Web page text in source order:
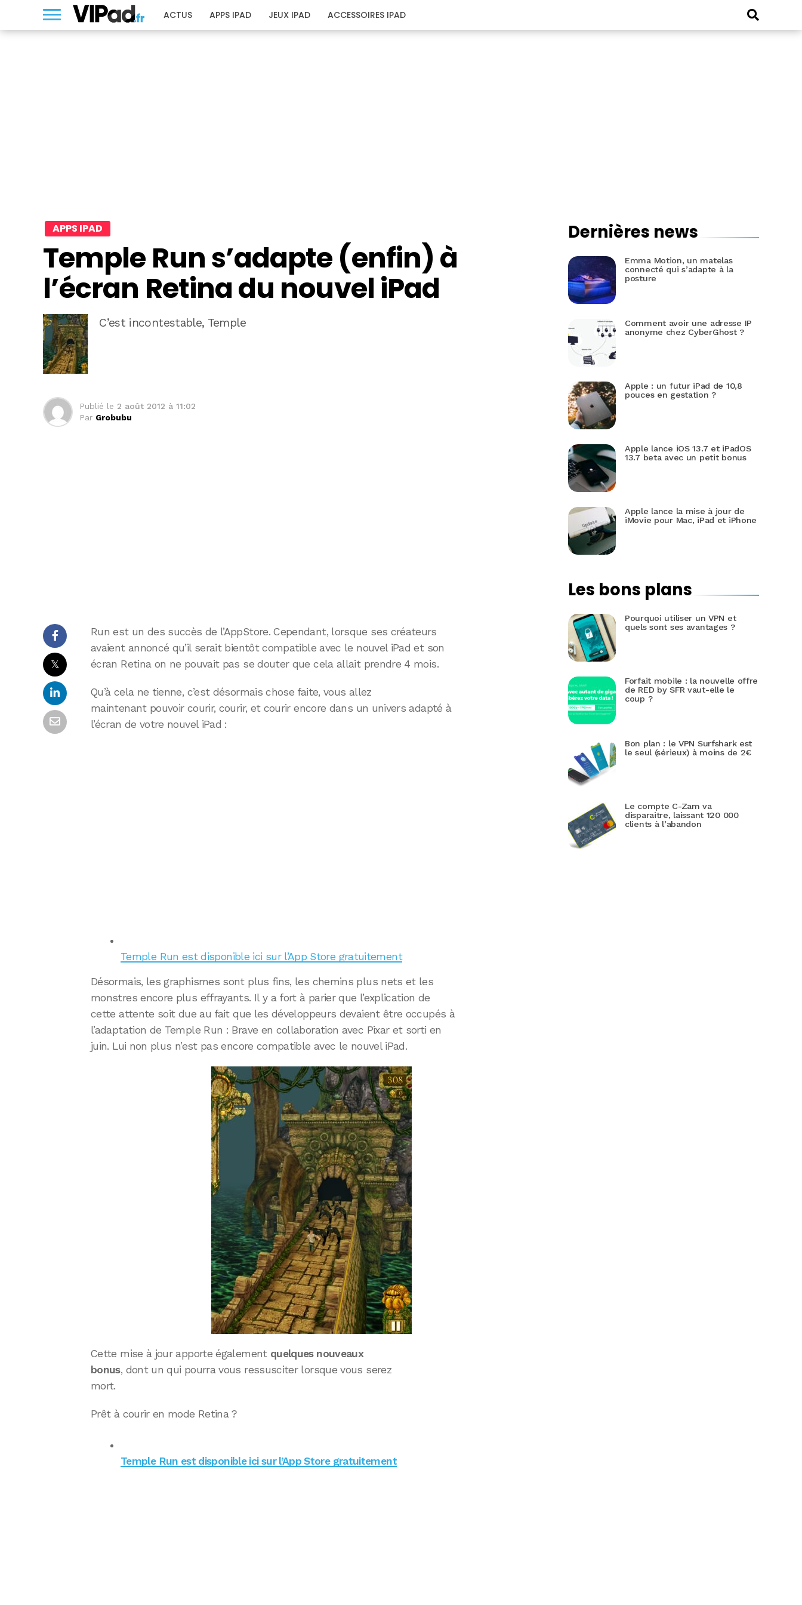
ACTUS APPS IPAD JEUX IPAD ACCESSOIRES IPAD
APPS IPAD
Temple Run s’adapte (enfin) à
l’écran Retina du nouvel iPad
C’est incontestable, Temple
Publié le 2 août 2012 à 11:02
Par Grobubu
𝕏
Run est un des succès de l’AppStore. Cependant, lorsque ses créateurs
avaient annoncé qu’il serait bientôt compatible avec le nouvel iPad et son
écran Retina on ne pouvait pas se douter que cela allait prendre 4 mois.
Qu’à cela ne tienne, c’est désormais chose faite, vous allez
maintenant pouvoir courir, courir, et courir encore dans un univers adapté à
l’écran de votre nouvel iPad :
Temple Run est disponible ici sur l’App Store gratuitement
Désormais, les graphismes sont plus fins, les chemins plus nets et les
monstres encore plus effrayants. Il y a fort à parier que l’explication de
cette attente soit due au fait que les développeurs devaient être occupés à
l’adaptation de Temple Run : Brave en collaboration avec Pixar et sorti en
juin. Lui non plus n’est pas encore compatible avec le nouvel iPad.
Cette mise à jour apporte également quelques nouveaux
bonus, dont un qui pourra vous ressusciter lorsque vous serez
mort.
Prêt à courir en mode Retina ?
Temple Run est disponible ici sur l’App Store gratuitement
Dernières news
Emma Motion, un matelas
connecté qui s’adapte à la
posture
Comment avoir une adresse IP
anonyme chez CyberGhost ?
Apple : un futur iPad de 10,8
pouces en gestation ?
Apple lance iOS 13.7 et iPadOS
13.7 beta avec un petit bonus
Apple lance la mise à jour de
iMovie pour Mac, iPad et iPhone
Les bons plans
Pourquoi utiliser un VPN et
quels sont ses avantages ?
Forfait mobile : la nouvelle offre
de RED by SFR vaut-elle le
coup ?
Bon plan : le VPN Surfshark est
le seul (sérieux) à moins de 2€
Le compte C-Zam va
disparaitre, laissant 120 000
clients à l’abandon